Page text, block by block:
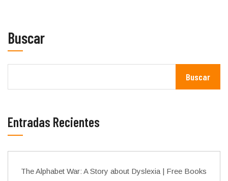
Buscar
Buscar
Entradas Recientes
The Alphabet War: A Story about Dyslexia | Free Books